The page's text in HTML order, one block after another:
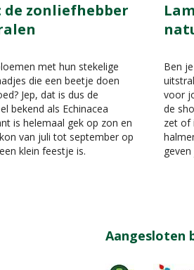
de zonliefhebber
met hun stekelige
die een beetje doen
Jep, dat is dus de
bekend als Echinacea
is helemaal gek op zon en
van juli tot september op
klein feestje is.
Ben
voor
de
zet of
Aangesloten